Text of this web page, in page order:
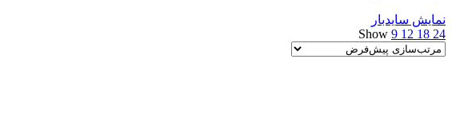
نمایش سایدبار
Show 9 12 18 24